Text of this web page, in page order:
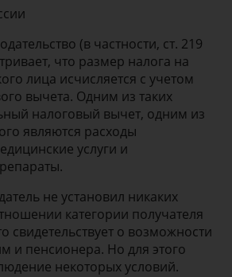
(в частности, ст. 219
что размер налога на
лица исчисляется с учетом
вычета. Одним из таких
налоговый вычет, одним из
являются расходы
услуги и
не установил никаких
категории получателя
свидетельствует о возможности
и пенсионера. Но для этого
некоторых условий.